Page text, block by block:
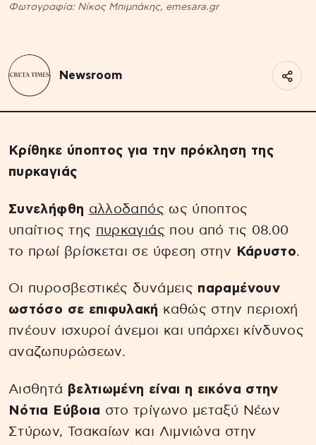
Φωτογραφία: Νίκος Μπιμπάκης, emesara.gr
Newsroom
Κρίθηκε ύποπτος για την πρόκληση της
πυρκαγιάς
Συνελήφθη αλλοδαπός ως ύποπτος
υπαίτιος της πυρκαγιάς που από τις 08.00
το πρωί βρίσκεται σε ύφεση στην
Κάρυστο.
Οι πυροσβεστικές δυνάμεις παραμένουν
ωστόσο σε επιφυλακή καθώς στην περιοχή
πνέουν ισχυροί άνεμοι και υπάρχει κίνδυνος
αναζωπυρώσεων.
Αισθητά βελτιωμένη είναι η εικόνα στην
Νότια Εύβοια στο τρίγωνο μεταξύ Νέων
Στύρων, Τσακαίων και Λιμνιώνα στην